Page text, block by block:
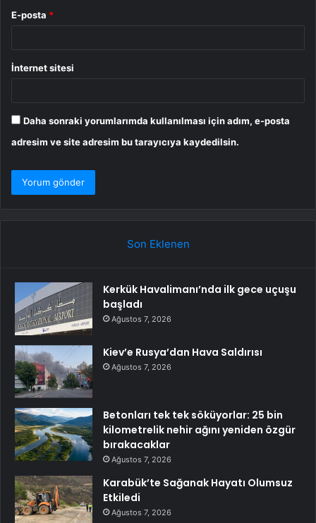
E-posta *
İnternet sitesi
Daha sonraki yorumlarımda kullanılması için adım, e-posta
adresim ve site adresim bu tarayıcıya kaydedilsin.
Son Eklenen
Kerkük Havalimanı’nda ilk gece uçuşu
başladı
Ağustos 7, 2026
Kiev’e Rusya’dan Hava Saldırısı
Ağustos 7, 2026
Betonları tek tek söküyorlar: 25 bin
kilometrelik nehir ağını yeniden özgür
bırakacaklar
Ağustos 7, 2026
Karabük’te Sağanak Hayatı Olumsuz
Etkiledi
Ağustos 7, 2026